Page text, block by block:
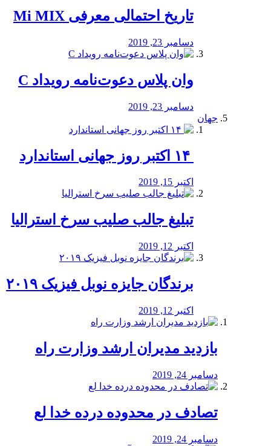
تاریخ احتمالی معرفی Mi MIX
دسامبر 23, 2019
وان پلاس دعوت‌نامه رویداد C
دسامبر 23, 2019
جهان
اکتبر 15, 2019
تبلیغ جالب صلیب سرخ استرالیا
اکتبر 12, 2019
برندگان جایزه نوبل فیزیک ۲۰۱۹
اکتبر 12, 2019
بازدید مدیران ارشد وزارت راه
دسامبر 24, 2019
تصادف در محدوده درده خدا لع
دسامبر 24, 2019